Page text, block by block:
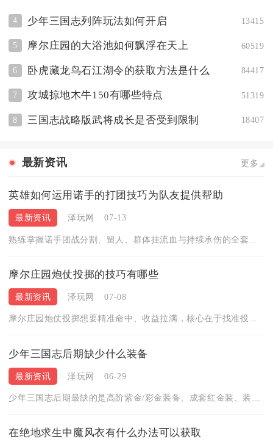
4 少年三国志列阵玩法如何开启 13415
5 摩尔庄园的大浴池如何飘浮在天上 60519
6 卧虎藏龙鸟石江湖令的获取方法是什么 84417
7 攻城掠地木牛150有哪些特点 51319
8 三国志战略版武将成长是否受到限制 18407
最新资讯 更多
英雄如何运用诺手的打团技巧为队友提供帮助
最新资讯 泽玩网 07-13
摩尔庄园炮仗投掷的技巧有哪些
最新资讯 泽玩网 07-08
摩尔庄园炮仗投掷想要精准命中、收益拉满，核心在于找准投放点位...
少年三国志后期缺少什么装备
最新资讯 泽玩网 06-29
在绝地求生中魔风衣有什么办法可以获取